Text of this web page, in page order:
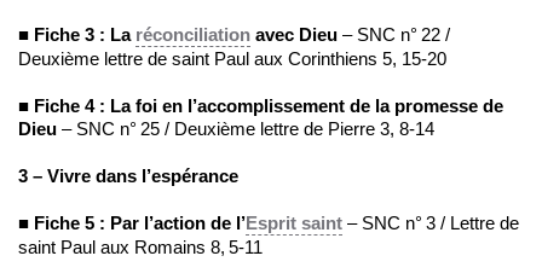
■ Fiche 3 : La réconciliation avec Dieu – SNC n° 22 /
Deuxième lettre de saint Paul aux Corinthiens 5, 15-20
■ Fiche 4 : La foi en l’accomplissement de la promesse de
Dieu – SNC n° 25 / Deuxième lettre de Pierre 3, 8-14
3 – Vivre dans l’espérance
■ Fiche 5 : Par l’action de l’Esprit saint – SNC n° 3 / Lettre de
saint Paul aux Romains 8, 5-11